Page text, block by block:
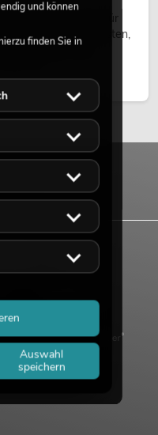
Scheinwerfer für
Festivals, Stadtfesten,
und
und können
finden Sie in
Auswahl
speichern